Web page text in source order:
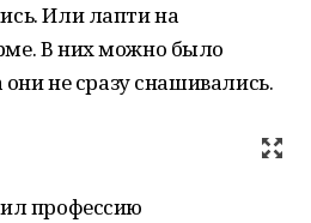
Или лапти на
В них можно было
они не сразу снашивались.
профессию